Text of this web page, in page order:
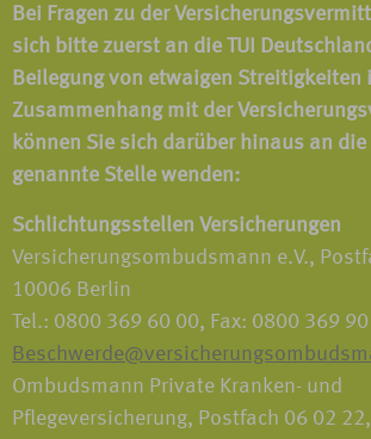
Bei Fragen zu der
sich bitte zuerst an die TUI
Beilegung von etwaigen Streitigkeiten
Zusammenhang mit der
können Sie sich darüber hinaus an
genannte Stelle wenden:
Schlichtungsstellen Versicherungen
Versicherungsombudsmann e.V.,
10006 Berlin
Tel.: 0800 369 60 00, Fax: 0800 369
Ombudsmann Private Kranken- und
Pflegeversicherung, Postfach 06 02